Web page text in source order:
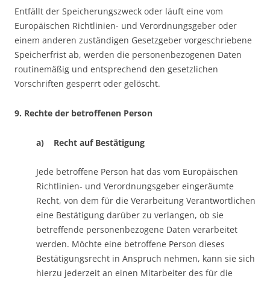
Entfällt der Speicherungszweck oder läuft eine vom
Europäischen Richtlinien- und Verordnungsgeber oder
einem anderen zuständigen Gesetzgeber vorgeschriebene
Speicherfrist ab, werden die personenbezogenen Daten
routinemäßig und entsprechend den gesetzlichen
Vorschriften gesperrt oder gelöscht.
9. Rechte der betroffenen Person
a) Recht auf Bestätigung
Jede betroffene Person hat das vom Europäischen
Richtlinien- und Verordnungsgeber eingeräumte
Recht, von dem für die Verarbeitung Verantwortlichen
eine Bestätigung darüber zu verlangen, ob sie
betreffende personenbezogene Daten verarbeitet
werden. Möchte eine betroffene Person dieses
Bestätigungsrecht in Anspruch nehmen, kann sie sich
hierzu jederzeit an einen Mitarbeiter des für die